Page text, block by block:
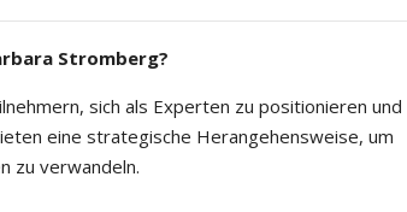
Stromberg?
sich als Experten zu positionieren und
eine strategische Herangehensweise, um
zu verwandeln.